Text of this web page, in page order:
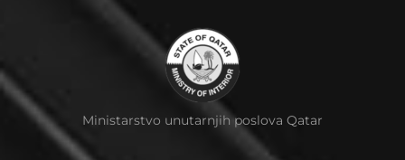
Ministarstvo unutarnjih poslova Qatar